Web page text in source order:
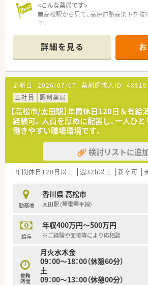
<こんな薬局です>
■高松駅から見て、高速道路高架下を抜
す。
です。
■店舗の中はシンプルなデザインで、待
り、
調剤室も広めのスペースが確保されて
■店舗奥には休憩室もあり、オンとオフ
業務に集中できる作りになっています
■薬局の周りに広々とした駐車場も完備
■門前医院の院長先生も薬局内勉強会
良好です。
<業務内容>
■外来は整形外科がメインとなっていま
■処方箋枚数は一日約30枚程度です。
■薬剤師は正社員1名とパート1名を配
■60代と30代の女性薬剤師の方が働かれ
■門前のクリニックとの関係性も非常に
疑義照会などもしやすい環境を整えら
■香川県高松市にて3店舗を経営されてい
■給与に関しては各県の相場と経験年数
■薬剤師の方はベテランから若手まで幅
ています。
■福利厚生面では個人薬局では珍しい確
ています。
詳細を見る
更新日： 2026/07/07 薬剤師求人ID：
正社員
調剤薬局
【高松市/太田駅】年間休日120日＆有給
経験可。人員を厚めに配置し、一人ひ
働きやすい職場環境です。
検討リストに追
年間休日120日以上 週32h以上 新卒可
勤務地
香川県 高松市
太田駅 (琴電琴平線)
給与
年収400万円～500万円
※ご経験や面接等により応相談
勤務
時間
月火水木金
09：00～18：00（休憩60分）
土
09：00～13：00（休憩00分）